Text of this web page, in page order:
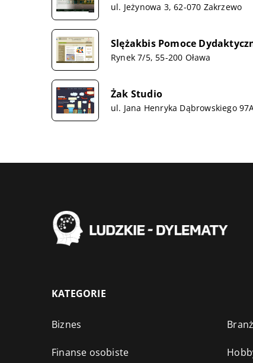
ul. Jeżynowa 3, 62-070 Zakrzewo
Slężakbis Pomoce
Rynek 7/5, 55-200 Oława
Żak Studio
ul. Jana Henryka Dąbrowskiego
KATEGORIE
Biznes
Finanse osobiste